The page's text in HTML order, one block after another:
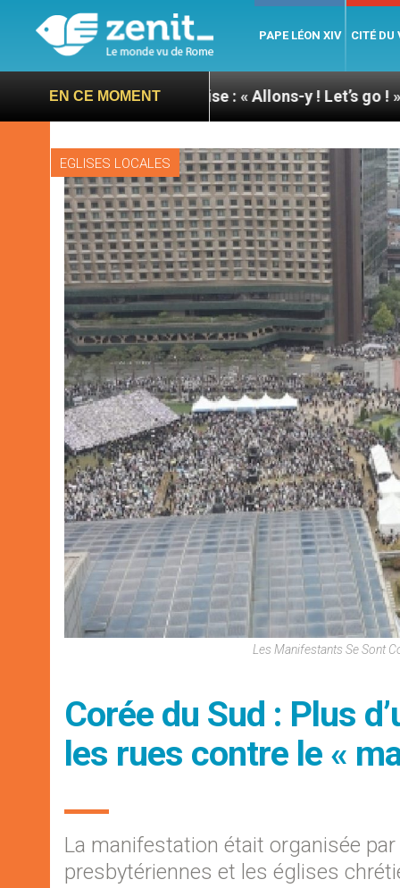
PAPE LÉON XIV CITÉ DU
EN CE MOMENT
à Assise : « Allons-y ! Let’s go ! »
EGLISES LOCALES
Les Manifestants Se Sont
Corée du Sud : Plus
les rues contre le «
La manifestation était organisée
presbytériennes et les églises